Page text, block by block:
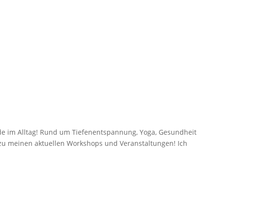
Alltag! Rund um Tiefenentspannung, Yoga, Gesundheit
meinen aktuellen Workshops und Veranstaltungen! Ich